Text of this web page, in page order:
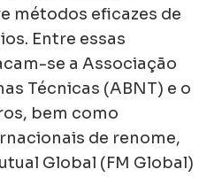
métodos eficazes de
Entre essas
se a Associação
Técnicas (ABNT) e o
bem como
de renome,
Global (FM Global)